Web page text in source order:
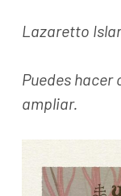
Lazaretto
Puedes hacer
ampliar.